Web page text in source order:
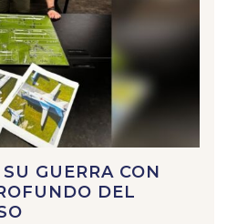
GUERRA CON
DEL